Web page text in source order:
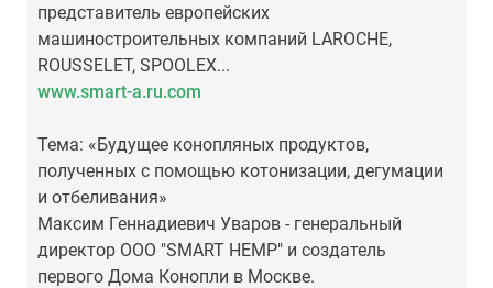
представитель европейских
машиностроительных компаний LAROCHE,
ROUSSELET, SPOOLEX...
www.smart-a.ru.com
Тема: «Будущее конопляных продуктов,
полученных с помощью котонизации, дегумации
и отбеливания»
Максим Геннадиевич Уваров - генеральный
директор ООО "SMART HEMP" и создатель
первого Дома Конопли в Москве.